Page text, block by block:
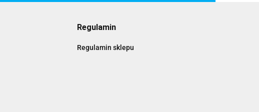
Regulamin
Regulamin sklepu